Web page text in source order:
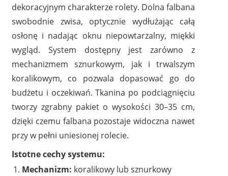
dekoracyjnym charakterze rolety. Dolna falbana
swobodnie zwisa, optycznie wydłużając całą
osłonę i nadając oknu niepowtarzalny, miękki
wygląd. System dostępny jest zarówno z
mechanizmem sznurkowym, jak i trwalszym
koralikowym, co pozwala dopasować go do
budżetu i oczekiwań. Tkanina po podciągnięciu
tworzy zgrabny pakiet o wysokości 30–35 cm,
dzięki czemu falbana pozostaje widoczna nawet
przy w pełni uniesionej rolecie.
Istotne cechy systemu:
Mechanizm: koralikowy lub sznurkowy